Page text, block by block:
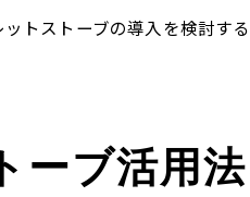
トストーブの導入を検討す
ーブ活用